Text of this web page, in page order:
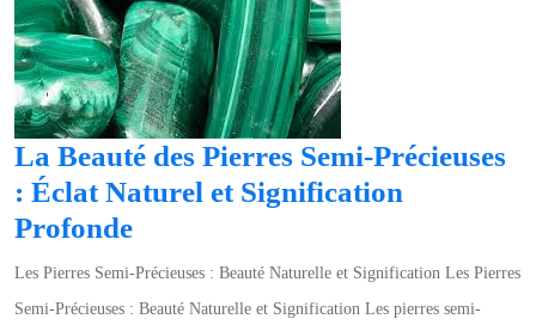
La Beauté des Pierres Semi-Précieuses
: Éclat Naturel et Signification
ProfondeLa
Beauté
des
Les Pierres Semi-Précieuses : Beauté Naturelle et Signification Les Pierres
Semi-Précieuses : Beauté Naturelle et Signification Les pierres semi-